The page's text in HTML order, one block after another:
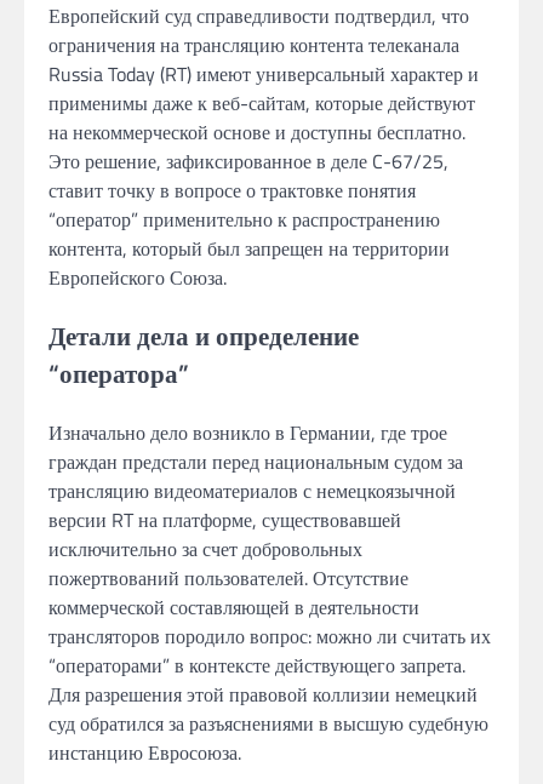
Европейский суд справедливости подтвердил, что
ограничения на трансляцию контента телеканала
Russia Today (RT) имеют универсальный характер и
применимы даже к веб-сайтам, которые действуют
на некоммерческой основе и доступны бесплатно.
Это решение, зафиксированное в деле C-67/25,
ставит точку в вопросе о трактовке понятия
“оператор” применительно к распространению
контента, который был запрещен на территории
Европейского Союза.
Детали дела и определение
“оператора”
Изначально дело возникло в Германии, где трое
граждан предстали перед национальным судом за
трансляцию видеоматериалов с немецкоязычной
версии RT на платформе, существовавшей
исключительно за счет добровольных
пожертвований пользователей. Отсутствие
коммерческой составляющей в деятельности
трансляторов породило вопрос: можно ли считать их
“операторами” в контексте действующего запрета.
Для разрешения этой правовой коллизии немецкий
суд обратился за разъяснениями в высшую судебную
инстанцию Евросоюза.